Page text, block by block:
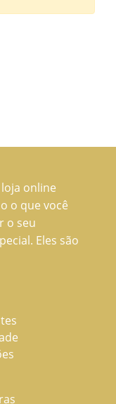
online
o que você
o seu
Eles são